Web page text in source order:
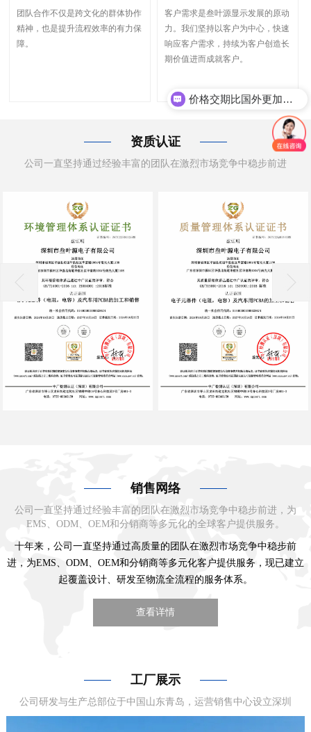
团队合作不仅是跨文化的群体协作
精神，也是提升流程效率的有力保
障。
客户需求是叁叶源显示发展的原动
力。我们坚持以客户为中心，快速
响应客户需求，持续为客户创造长
期价值进而成就客户。
资质认证
公司一直坚持通过经验丰富的团队在激烈市场竞争中稳步前进
销售网络
公司一直坚持通过经验丰富的团队在激烈市场竞争中稳步前进，为
EMS、ODM、OEM和分销商等多元化的全球客户提供服务。
十年来，公司一直坚持通过高质量的团队在激烈市场竞争中稳步前
进，为EMS、ODM、OEM和分销商等多元化客户提供服务，现已建立
起覆盖设计、研发至物流全流程的服务体系。
查看详情
工厂展示
公司研发与生产总部位于中国山东青岛，运营销售中心设立深圳
可以完全代替进口品牌吗？